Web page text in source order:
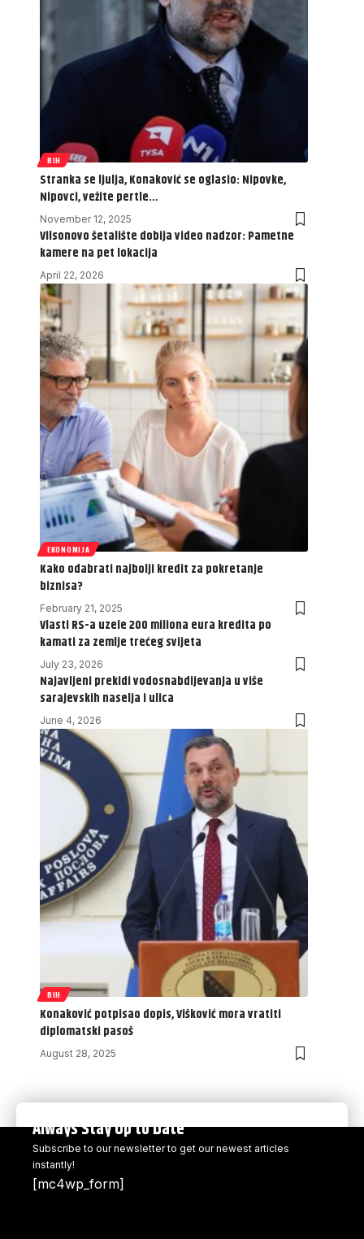
BIH
Stranka se ljulja, Konaković se oglasio: Nipovke,
Nipovci, vežite pertle…
November 12, 2025
Vilsonovo šetalište dobija video nadzor: Pametne
kamere na pet lokacija
April 22, 2026
EKONOMIJA
Kako odabrati najbolji kredit za pokretanje
biznisa?
February 21, 2025
Vlasti RS-a uzele 200 miliona eura kredita po
kamati za zemlje trećeg svijeta
July 23, 2026
Najavljeni prekidi vodosnabdijevanja u više
sarajevskih naselja i ulica
June 4, 2026
BIH
Konaković potpisao dopis, Višković mora vratiti
diplomatski pasoš
August 28, 2025
Always Stay Up to Date
Subscribe to our newsletter to get our newest articles
instantly!
[mc4wp_form]